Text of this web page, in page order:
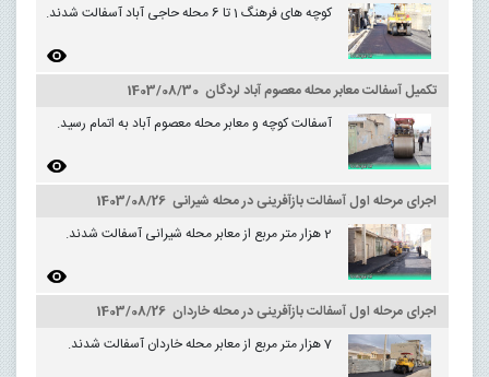
کوچه های فرهنگ 1 تا 6 محله حاجی آباد آسفالت شدند.
تکمیل آسفالت معابر محله معصوم آباد لردگان 1403/08/30
آسفالت کوچه و معابر محله معصوم آباد به اتمام رسید.
اجرای مرحله اول آسفالت بازآفرینی در محله شیرانی 1403/08/26
2 هزار متر مربع از معابر محله شیرانی آسفالت شدند.
اجرای مرحله اول آسفالت بازآفرینی در محله خاردان 1403/08/26
7 هزار متر مربع از معابر محله خاردان آسفالت شدند.